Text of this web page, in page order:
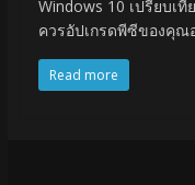
Windows 10 เปรียบเ
ควรอัปเกรดพีซีของคุณ
Read more